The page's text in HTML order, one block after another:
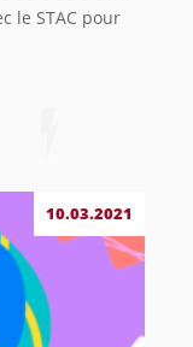
le STAC pour
10.03.2021